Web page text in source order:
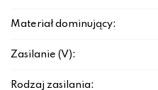
Materiał dominujący:
Zasilanie (V):
Rodzaj zasilania: